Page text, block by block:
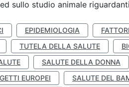
sullo studio animale
EPIDEMIOLOGIA
TUTELA DELLA SALUTE
SALUTE DELLA DONNA
EUROPEI SALUTE DEL